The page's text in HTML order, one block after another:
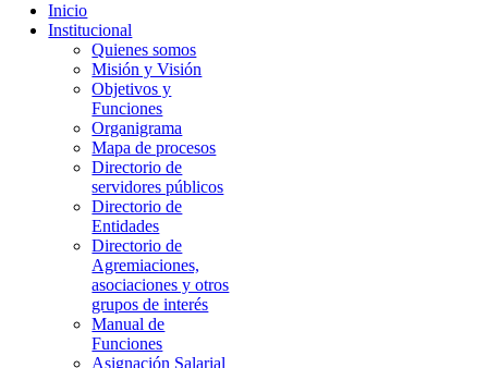
Inicio
Institucional
Quienes somos
Misión y Visión
Objetivos y
Funciones
Organigrama
Mapa de procesos
Directorio de
servidores públicos
Directorio de
Entidades
Directorio de
Agremiaciones,
asociaciones y otros
grupos de interés
Manual de
Funciones
Asignación Salarial